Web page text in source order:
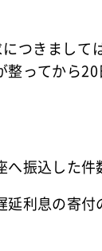
につきまし
整ってから
へ振込した件
延利息の寄付